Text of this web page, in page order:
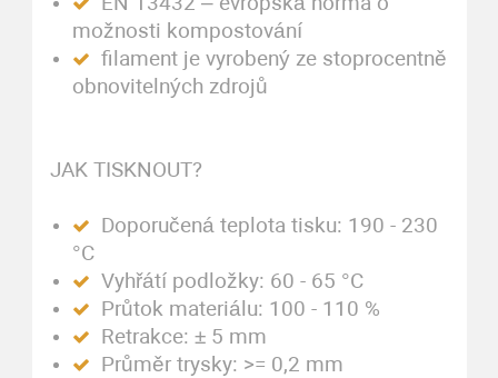
možnosti kompostování
filament je vyrobený ze stoprocentně
obnovitelných zdrojů
JAK TISKNOUT?
Doporučená teplota tisku: 190 - 230
°C
Vyhřátí podložky: 60 - 65 °C
Průtok materiálu: 100 - 110 %
Retrakce: ± 5 mm
Průměr trysky: >= 0,2 mm